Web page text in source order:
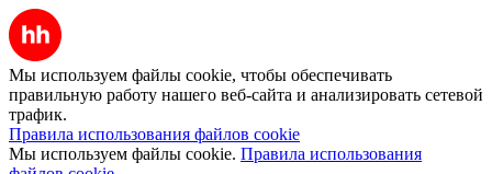
Мы используем файлы cookie, чтобы обеспечивать
правильную работу нашего веб-сайта и анализировать сетевой
трафик.
Правила использования файлов cookie
Мы используем файлы cookie. Правила использования